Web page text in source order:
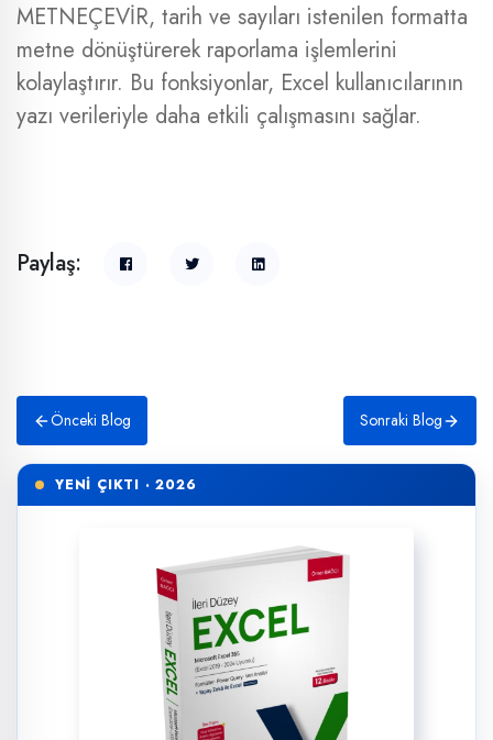
METNEÇEVİR, tarih ve sayıları istenilen formatta
metne dönüştürerek raporlama işlemlerini
kolaylaştırır. Bu fonksiyonlar, Excel kullanıcılarının
yazı verileriyle daha etkili çalışmasını sağlar.
Paylaş:
Önceki Blog Sonraki Blog
YENİ ÇIKTI · 2026